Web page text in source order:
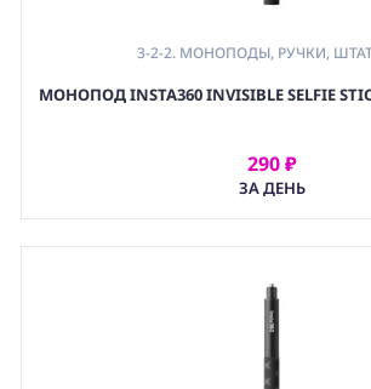
3-2-2. МОНОПОДЫ, РУЧКИ,
МОНОПОД INSTA360 INVISIBLE SELFIE
290 ₽
ЗА ДЕНЬ
АРЕНДОВАТЬ